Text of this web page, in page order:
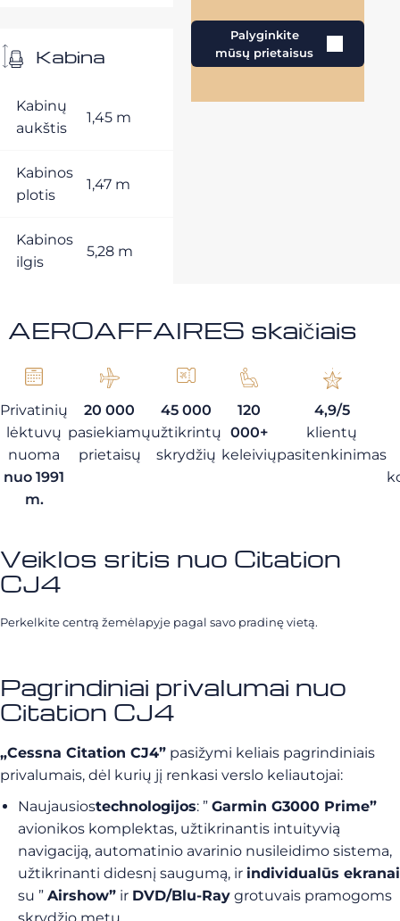
Kabina
Kabinų
aukštis
1,45 m
Kabinos
plotis
1,47 m
Kabinos
ilgis
5,28 m
Palyginkite
mūsų prietaisus
AEROAFFAIRES skaičiais
Privatinių
lėktuvų
nuoma
nuo 1991
m.
20 000
pasiekiamų
prietaisų
45 000
užtikrintų
skrydžių
120
000+
keleivių
4,9/5
klientų
pasitenkinimas
Veiklos sritis nuo Citation
CJ4
Perkelkite centrą žemėlapyje pagal savo pradinę vietą.
Pagrindiniai privalumai nuo
Citation CJ4
„Cessna Citation CJ4” pasižymi keliais pagrindiniais
privalumais, dėl kurių jį renkasi verslo keliautojai:
Naujausiostechnologijos: ” Garmin G3000 Prime”
avionikos komplektas, užtikrinantis intuityvią
navigaciją, automatinio avarinio nusileidimo sistema,
užtikrinanti didesnį saugumą, ir individualūs ekranai
su ” Airshow” ir DVD/Blu-Ray grotuvais pramogoms